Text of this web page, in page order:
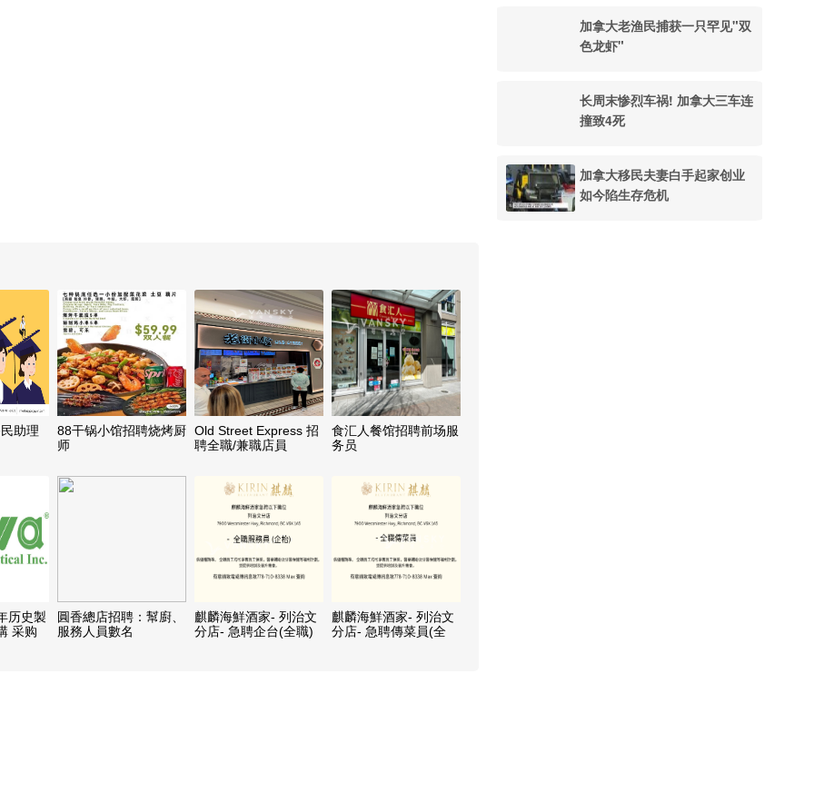
加拿大老渔民捕获一只罕见"双
色龙虾"
长周末惨烈车祸! 加拿大三车连
撞致4死
加拿大移民夫妻白手起家创业
如今陷生存危机
助理
88干锅小馆招聘烧烤厨
师
Old Street Express 招
聘全職/兼職店員
食汇人餐馆招聘前场服
务员
历史製
采购
圓香總店招聘：幫廚、
服務人員數名
麒麟海鮮酒家- 列治文
分店- 急聘企台(全職)
麒麟海鮮酒家- 列治文
分店- 急聘傳菜員(全